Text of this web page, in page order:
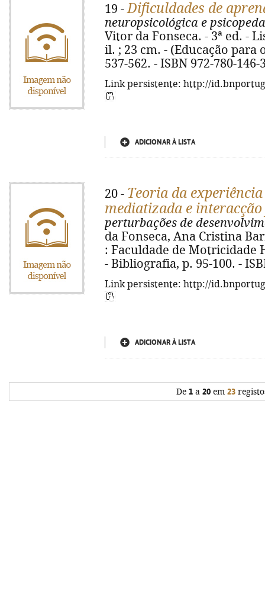
19 -Dificuldades de
neuropsicológica e
Vitor da Fonseca. - 3ª ed. -
il. ; 23 cm. - (Educação para
537-562. - ISBN 972-780-146-
Link persistente: http://
ADICIONAR À LISTA
20 - Teoria da
mediatizada e
perturbações de
da Fonseca, Ana Cristina
: Faculdade de Motricidade
- Bibliografia, p. 95-100. -
Link persistente: http://
ADICIONAR À LISTA
De 1a 20em 23